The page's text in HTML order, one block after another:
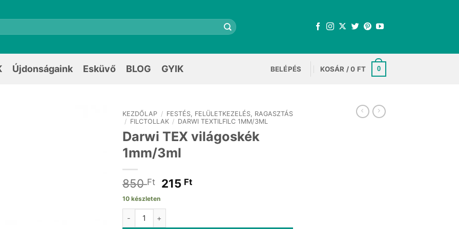
Újdonságaink Esküvő BLOG GYIK BELÉPÉS KOSÁR /0 FT 0
KEZDŐLAP / FESTÉS, FELÜLETKEZELÉS, RAGASZTÁS
/ FILCTOLLAK / DARWI TEXTILFILC 1MM/3ML
Darwi TEX világoskék
1mm/3ml
850Ft
Original
was:
850 Ft.
215 FtCurrent
10 készleten